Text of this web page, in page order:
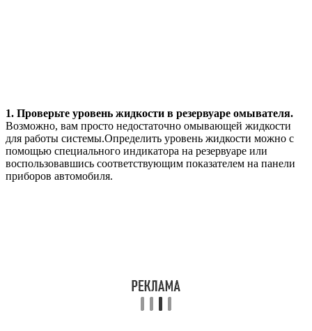
1. Проверьте уровень жидкости в резервуаре омывателя.
Возможно, вам просто недостаточно омывающей жидкости
для работы системы.Oпределить уровень жидкости можно с
помощью специального индикатора на резервуаре или
воспользовавшись соответствующим показателем на панели
приборов автомобиля.